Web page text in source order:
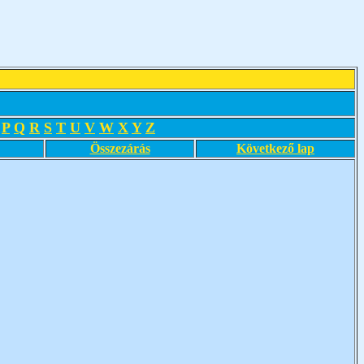
P Q R S T U V W X Y Z
Összezárás Következő lap